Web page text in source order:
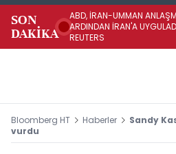
SON
DAKİKA
ABD, İRAN-UMMAN
ARDINDAN İRAN'A
REUTERS
Bloomberg HT Haberler
Sandy
vurdu